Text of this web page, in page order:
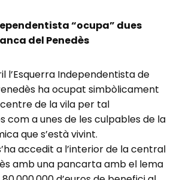
“ocupa” dues
del Penedès
l’Esquerra Independentista de
ha ocupat simbòlicament
de la vila per tal
com a unes de les culpables de la
que s’està vivint.
accedit a l’interior de la central
amb una pancarta amb el lema